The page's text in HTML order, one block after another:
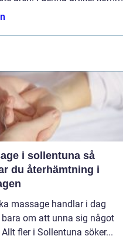
i sollentuna så
du återhämtning i
massage handlar i dag
om att unna sig något
fler i Sollentuna söker...